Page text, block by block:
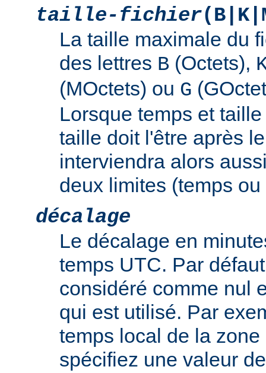
taille-fichier
La taille maximale du
des lettres B (Octets),
(MOctets) ou G
Lorsque temps et
taille doit l'être après
interviendra alors
deux limites (temps
décalage
Le décalage en
temps UTC. Par
considéré comme nul
qui est utilisé. Par
temps local de la
spécifiez une valeur